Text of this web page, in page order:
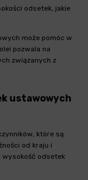
odsetek, jakie
może pomóc w
pozwala na
związanych z
ustawowych
które są
od kraju i
wysokość odsetek